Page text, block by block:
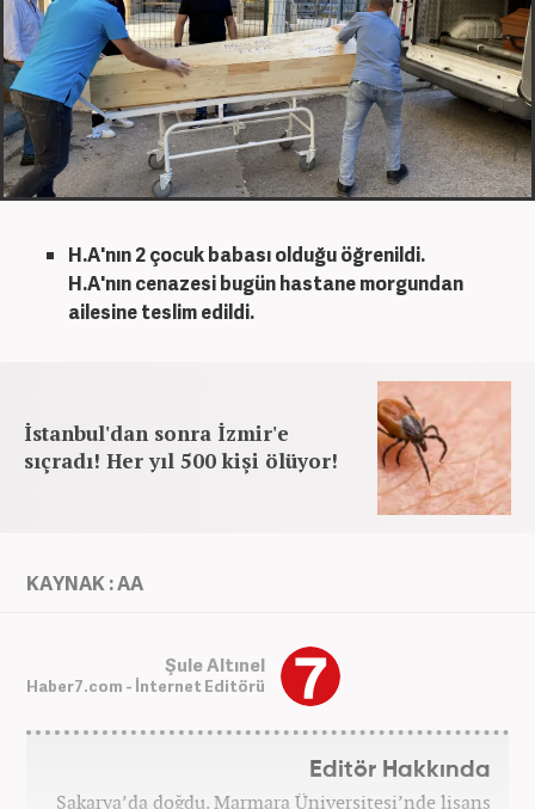
H.A'nın 2 çocuk babası olduğu öğrenildi.
H.A'nın cenazesi bugün hastane morgundan
ailesine teslim edildi.
İstanbul'dan sonra İzmir'e
sıçradı! Her yıl 500 kişi ölüyor!
KAYNAK : AA
Şule Altınel
Haber7.com - İnternet Editörü
Editör Hakkında
Sakarya’da doğdu. Marmara Üniversitesi’nde lisans